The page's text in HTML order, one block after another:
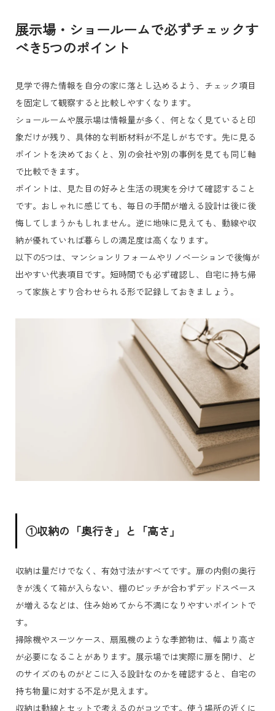
展示場・ショールームで必ずチェックす
べき5つのポイント
見学で得た情報を自分の家に落とし込めるよう、チェック項目
を固定して観察すると比較しやすくなります。
ショールームや展示場は情報量が多く、何となく見ていると印
象だけが残り、具体的な判断材料が不足しがちです。先に見る
ポイントを決めておくと、別の会社や別の事例を見ても同じ軸
で比較できます。
ポイントは、見た目の好みと生活の現実を分けて確認すること
です。おしゃれに感じても、毎日の手間が増える設計は後に後
悔してしまうかもしれません。逆に地味に見えても、動線や収
納が優れていれば暮らしの満足度は高くなります。
以下の5つは、マンションリフォームやリノベーションで後悔が
出やすい代表項目です。短時間でも必ず確認し、自宅に持ち帰
って家族とすり合わせられる形で記録しておきましょう。
①収納の「奥行き」と「高さ」
収納は量だけでなく、有効寸法がすべてです。扉の内側の奥行
きが浅くて箱が入らない、棚のピッチが合わずデッドスペース
が増えるなどは、住み始めてから不満になりやすいポイントで
す。
掃除機やスーツケース、扇風機のような季節物は、幅より高さ
が必要になることがあります。展示場では実際に扉を開け、ど
のサイズのものがどこに入る設計なのかを確認すると、自宅の
持ち物量に対する不足が見えます。
収納は動線とセットで考えるのがコツです。使う場所の近くに